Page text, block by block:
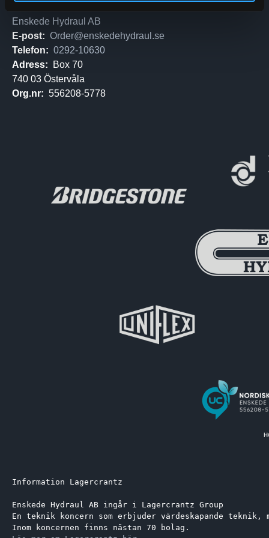
Information Lagercrantz
Enskede Hydraul AB ingår i Lagercrantz Group
En teknik koncern som erbjuder värdeskapande
Inom koncernen finns nästan 70 bolag.
Enskede Hydraul AB
E-post: Order@enskedehydraul.se
Telefon: 0292-10630
Adress:
Box 70
740 03 Östervåla
Org.nr: 556208-5778